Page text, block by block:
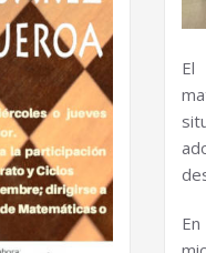
El